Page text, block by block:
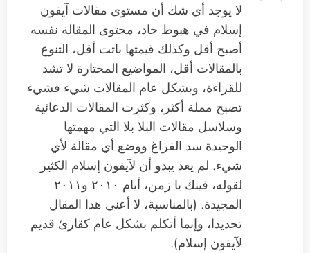
لا يوجد أي شك أن مستوى مقالات آيفون
إسلام في هبوط حاد، محتوى المقالة نفسه
أصبح أقل وكذلك قيمتها باتت أقل، التنوع
بالمقالات أقل، المواضيع المختارة لا تشد
للقراءة، وبشكل عام المقالات شيء فشيء
تصبح مملة أكثر، وكثرت المقالات الدعائية
وسلاسل مقالات البلا بلا التي مهمتها
الوحيدة سد الفراغ ووضع أي مقالة لأي
شيء. لم يعد يبدو أن لآيفون إسلام الكثير
لقوله، فينك يا زمن، أيام ٢٠١٠ و٢٠١١
المجيدة. (بالمناسبة، لا أعني هذا المقال
تحديدا، وإنما أتكلم بشكل عام كقارئ قديم
لآيفون إسلام).